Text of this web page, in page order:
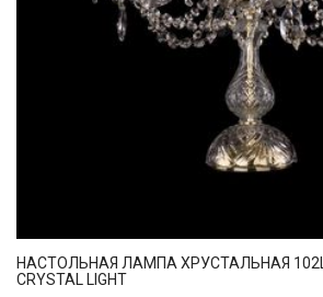
НАСТОЛЬНАЯ ЛАМПА ХРУСТАЛЬНАЯ
CRYSTAL LIGHT